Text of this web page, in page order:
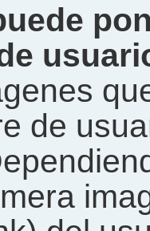
de